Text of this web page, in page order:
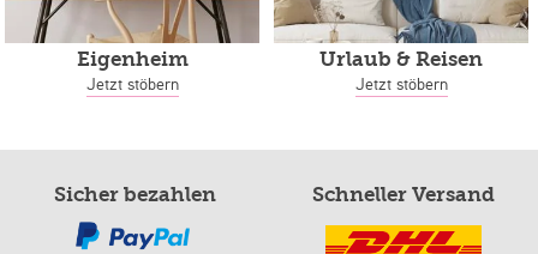
Eigenheim
Jetzt stöbern
Urlaub & Reisen
Jetzt stöbern
Sicher bezahlen Schneller Versand